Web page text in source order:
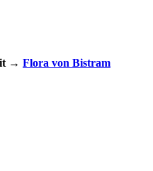
→ Flora von Bistram